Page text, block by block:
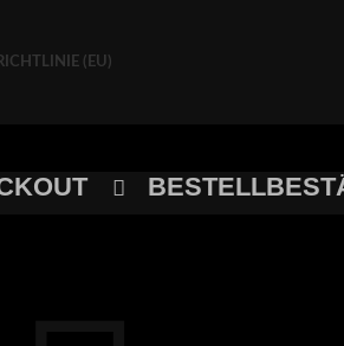
(EU)